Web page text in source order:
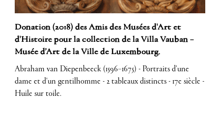
Donation (2018) des Amis des Musées d'Art et
d'Histoire pour la collection de la Villa Vauban –
Musée d’Art de la Ville de Luxembourg.
Abraham van Diepenbeeck (1596–1675) - Portraits d'une
dame et d'un gentilhomme - 2 tableaux distincts - 17e siècle -
Huile sur toile.